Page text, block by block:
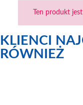
Ten produkt
KLIENCI
RÓWNIEŻ